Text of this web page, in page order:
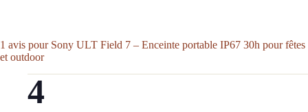
1 avis pour Sony ULT Field 7 – Enceinte portable IP67 30h pour fêtes
et outdoor
4